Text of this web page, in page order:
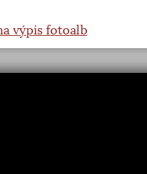
výpis fotoalb